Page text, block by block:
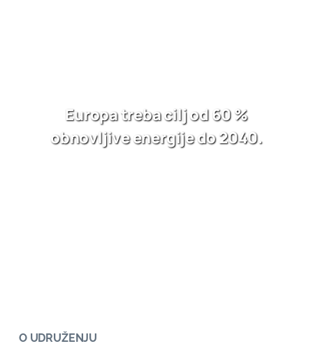
Europa treba cilj od 60 %
obnovljive energije do 2040.
O UDRUŽENJU